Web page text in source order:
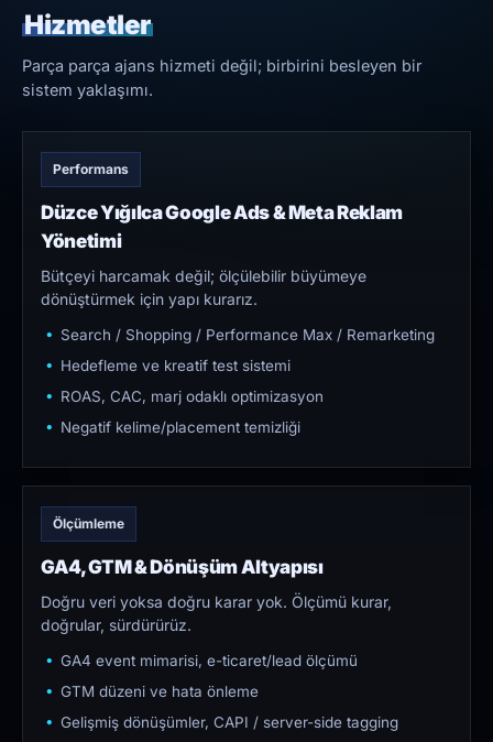
Hizmetler
Parça parça ajans hizmeti değil; birbirini besleyen bir
sistem yaklaşımı.
Performans
Düzce Yığılca Google Ads & Meta Reklam
Yönetimi
Bütçeyi harcamak değil; ölçülebilir büyümeye
dönüştürmek için yapı kurarız.
Search / Shopping / Performance Max / Remarketing
Hedefleme ve kreatif test sistemi
ROAS, CAC, marj odaklı optimizasyon
Negatif kelime/placement temizliği
Ölçümleme
GA4, GTM & Dönüşüm Altyapısı
Doğru veri yoksa doğru karar yok. Ölçümü kurar,
doğrular, sürdürürüz.
GA4 event mimarisi, e-ticaret/lead ölçümü
GTM düzeni ve hata önleme
Gelişmiş dönüşümler, CAPI / server-side tagging